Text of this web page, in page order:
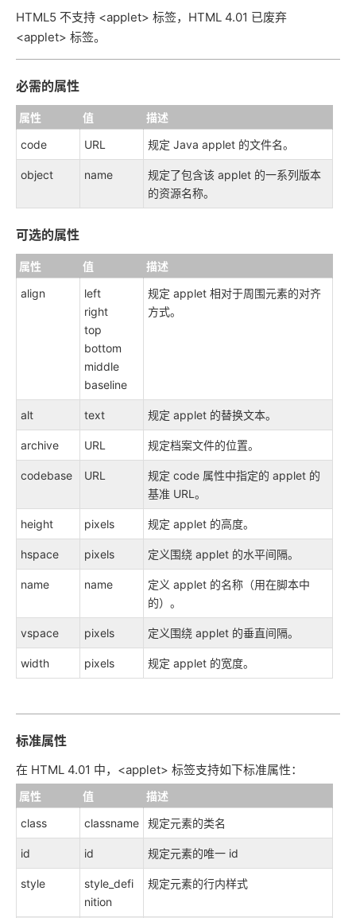
HTML5 不支持 <applet> 标签，HTML 4.01 已废弃
<applet> 标签。
必需的属性
属性 值
描述
code
URL 规定 Java applet 的文件名。
object name
规定了包含该 applet 的一系列版本
的资源名称。
可选的属性
属性 值
描述
align
left
right
top
bottom
middle
baseline
规定 applet 相对于周围元素的对齐
方式。
alt text 规定 applet 的替换文本。
archive URL 规定档案文件的位置。
codebase URL
规定 code 属性中指定的 applet 的
基准 URL。
height pixels 规定 applet 的高度。
hspace pixels 定义围绕 applet 的水平间隔。
name name
定义 applet 的名称（用在脚本中
的）。
vspace pixels 定义围绕 applet 的垂直间隔。
width pixels 规定 applet 的宽度。
标准属性
在 HTML 4.01 中，<applet> 标签支持如下标准属性：
属性 值
描述
class
classname 规定元素的类名
id id 规定元素的唯一 id
style
style_defi
nition
规定元素的行内样式